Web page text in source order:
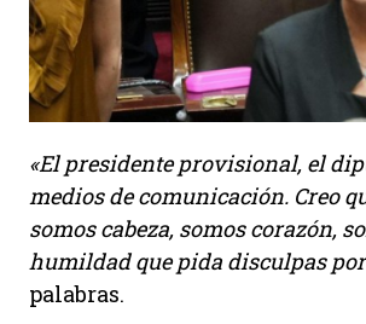
«El presidente provisional, el
medios de comunicación. Creo
somos cabeza, somos corazón,
humildad que pida disculpas
palabras.